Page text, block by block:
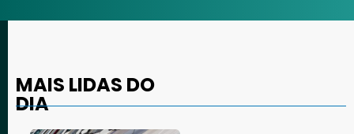
MAIS LIDAS DO
DIA